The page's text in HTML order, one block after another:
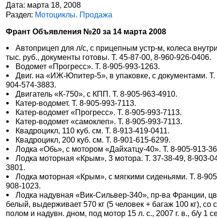
Дата: марта 18, 2008
Раздел: Мотоциклы. Продажа
Франт Объявления №20 за 14 марта 2008
Автоприцеп для л/с, с прицепным устр-м, колеса
тыс. руб., документы готовы. Т. 45-87-00, 8-960-926-0406.
Водомет «Прогресс». Т. 8-905-993-1263.
Двиг. на «ИЖ-Юпитер-5», в упаковке, с документами. Т.
904-574-3883.
Двигатель «К-750», с КПП. Т. 8-905-963-4910.
Катер-водомет. Т. 8-905-993-7113.
Катер-водомет «Прогресс». Т. 8-905-993-7113.
Катер-водомет «самоклеп». Т. 8-905-993-7113.
Квадроцикл, 110 куб. см. Т. 8-913-419-0411.
Квадроцикл, 200 куб. см. Т. 8-901-615-6299.
Лодка «Обь», с мотором «Дайхатцу-40». Т. 8-905-913-
Лодка моторная «Крым», 3 мотора. Т. 37-38-49, 8-903-
3801.
Лодка моторная «Крым», с мягкими сиденьями. Т. 8-
908-1023.
Лодка надувная «Вик-Сильвер-340», пр-ва Франции,
белый, выдерживает 570 кг (5 человек + багаж 100 кг), со
полом и надувн. дном, под мотор 15 л. с., 2007 г. в., б/у 1